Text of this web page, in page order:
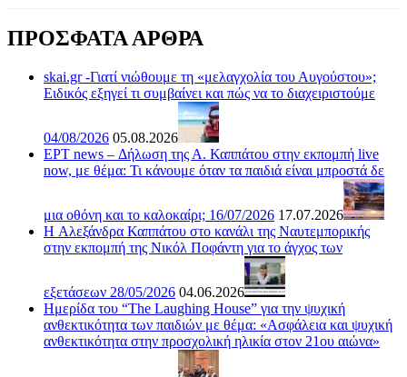
ΠΡΟΣΦΑΤΑ ΑΡΘΡΑ
skai.gr -Γιατί νιώθουμε τη «μελαγχολία του Αυγούστου»;
Ειδικός εξηγεί τι συμβαίνει και πώς να το διαχειριστούμε
04/08/2026 05.08.2026
ΕΡΤ news – Δήλωση της Α. Καππάτου στην εκπομπή live
now, με θέμα: Τι κάνουμε όταν τα παιδιά είναι μπροστά δε
μια οθόνη και το καλοκαίρι; 16/07/2026 17.07.2026
H Αλεξάνδρα Καππάτου στο κανάλι της Ναυτεμπορικής
στην εκπομπή της Νικόλ Ποφάντη για το άγχος των
εξετάσεων 28/05/2026 04.06.2026
Ημερίδα του “The Laughing House” για την ψυχική
ανθεκτικότητα των παιδιών με θέμα: «Ασφάλεια και ψυχική
ανθεκτικότητα στην προσχολική ηλικία στον 21ου αιώνα»